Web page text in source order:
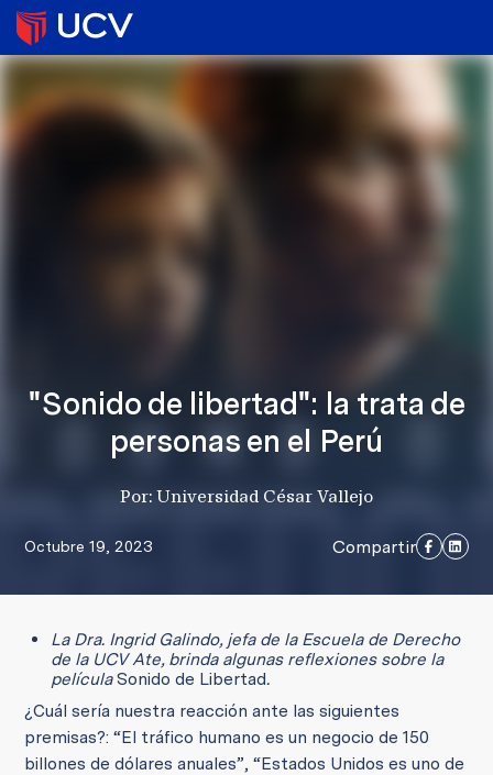
"Sonido de libertad": la trata de
personas en el Perú
Por: Universidad César Vallejo
Octubre 19, 2023 Compartir
La Dra. Ingrid Galindo, jefa de la Escuela de Derecho
de la UCV Ate, brinda algunas reflexiones sobre la
películaSonido de Libertad.
¿Cuál sería nuestra reacción ante las siguientes
premisas?: “El tráfico humano es un negocio de 150
billones de dólares anuales”, “Estados Unidos es uno de